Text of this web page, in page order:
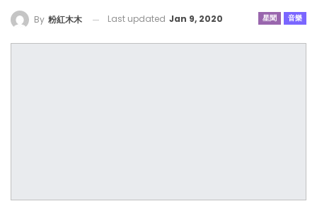
星聞 音樂
By 粉紅木木 Last updated Jan 9, 2020